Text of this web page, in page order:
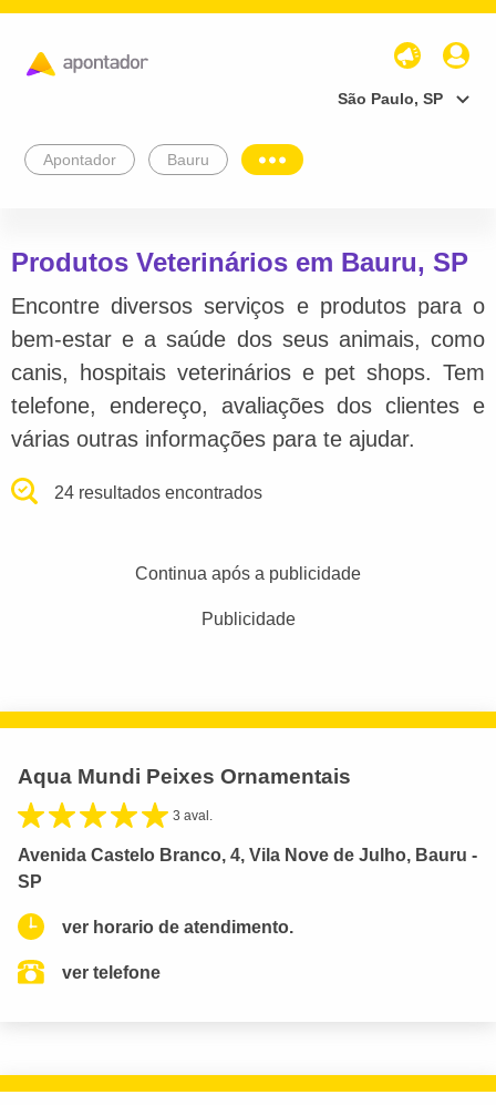
São Paulo, SP
Apontador Bauru
Produtos Veterinários em Bauru, SP
Encontre diversos serviços e produtos para o
bem-estar e a saúde dos seus animais, como
canis, hospitais veterinários e pet shops. Tem
telefone, endereço, avaliações dos clientes e
várias outras informações para te ajudar.
24 resultados encontrados
Continua após a publicidade
Publicidade
Aqua Mundi Peixes Ornamentais
3 aval.
Avenida Castelo Branco, 4, Vila Nove de Julho, Bauru -
SP
ver horario de atendimento.
ver telefone